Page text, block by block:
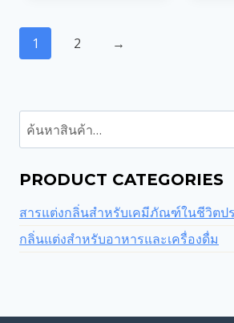
1 2 →
PRODUCT CATEGORIES
สารแต่งกลิ่นสำหรับเคมีภัณฑ์ในชีวิตป
กลิ่นแต่งสำหรับอาหารและเครื่องดื่ม